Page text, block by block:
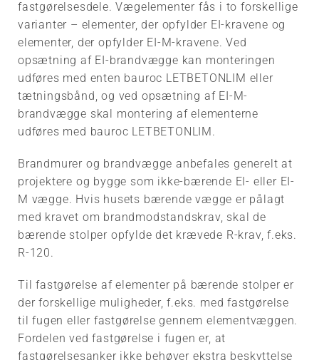
bauroc
fastgørelsestilbehør
Arbejdsinstruktion bauroc
PLADE
Lægning af blokke
Monteringsvejledning for
bauroc VÆGELEMENTER
Produkter bauroc
Installationsvejledninger
Montering af
Referencer
Referencer
International
hjemmeside
fastgørelsesdele. Vægelementer fås i to forskellige
varianter – elementer, der opfylder EI-kravene og
elementer, der opfylder EI-M-kravene. Ved
opsætning af EI-brandvægge kan monteringen
udføres med enten bauroc LETBETONLIM eller
tætningsbånd, og ved opsætning af EI-M-
brandvægge skal montering af elementerne
udføres med bauroc LETBETONLIM.
Brandmurer og brandvægge anbefales generelt at
projektere og bygge som ikke-bærende EI- eller EI-
M vægge. Hvis husets bærende vægge er pålagt
med kravet om brandmodstandskrav, skal de
bærende stolper opfylde det krævede R-krav, f.eks.
R-120.
Til fastgørelse af elementer på bærende stolper er
der forskellige muligheder, f.eks. med fastgørelse
til fugen eller fastgørelse gennem elementvæggen.
Fordelen ved fastgørelse i fugen er, at
fastgørelsesanker ikke behøver ekstra beskyttelse